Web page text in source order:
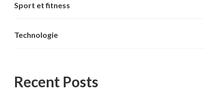
Sport et fitness
Technologie
Recent Posts